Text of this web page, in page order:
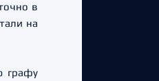
в
на
графу